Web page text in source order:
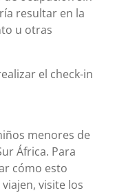
resultar en la
u otras
el check-in
menores de
África. Para
cómo esto
visite los